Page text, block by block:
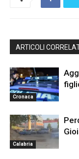
ARTICOLI
Cronaca
Calabria